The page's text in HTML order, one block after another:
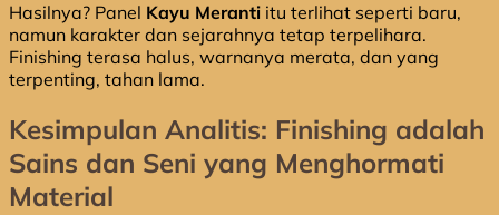
Hasilnya? Panel Kayu Meranti itu terlihat seperti baru,
namun karakter dan sejarahnya tetap terpelihara.
Finishing terasa halus, warnanya merata, dan yang
terpenting, tahan lama.
Kesimpulan Analitis: Finishing adalah
Sains dan Seni yang Menghormati
Material